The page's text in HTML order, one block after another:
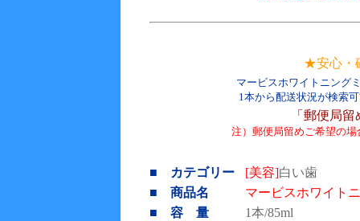
★安心・
マービスホワイトニング
1本から配送状況が検索
「郵便局
注）郵便局留めご希望の場
■ カテゴリー [美容]白い歯
■ 商品名
マービスホワイト
■ 容 量
1本/85ml